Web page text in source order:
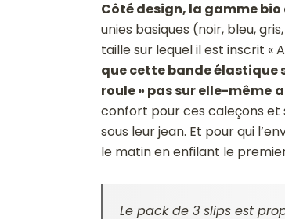
Côté design, la gamme
unies basiques (noir, bleu,
taille sur lequel il est inscrit «
que cette bande élastique
roule » pas sur elle-même
confort pour ces caleçons et
sous leur jean. Et pour qui
le matin en enfilant le
Le pack de 3 slips est